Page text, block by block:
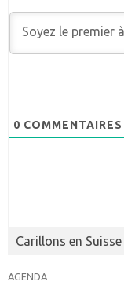
0 COMMENTAIRES
Carillons en Suisse
AGENDA